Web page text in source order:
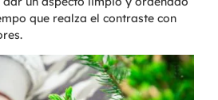
que realza el contraste con